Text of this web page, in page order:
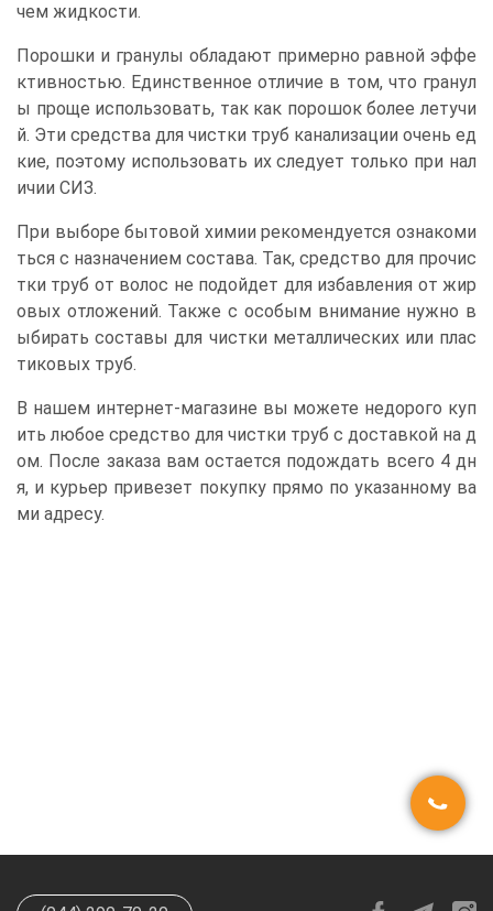
чем жидкости.
Порошки и гранулы обладают примерно равной эффе
ктивностью. Единственное отличие в том, что гранул
ы проще использовать, так как порошок более летучи
й. Эти средства для чистки труб канализации очень ед
кие, поэтому использовать их следует только при нал
ичии СИЗ.
При выборе бытовой химии рекомендуется ознакоми
ться с назначением состава. Так, средство для прочис
тки труб от волос не подойдет для избавления от жир
овых отложений. Также с особым внимание нужно в
ыбирать составы для чистки металлических или плас
тиковых труб.
В нашем интернет-магазине вы можете недорого куп
ить любое средство для чистки труб с доставкой на д
ом. После заказа вам остается подождать всего 4 дн
я, и курьер привезет покупку прямо по указанному ва
ми адресу.